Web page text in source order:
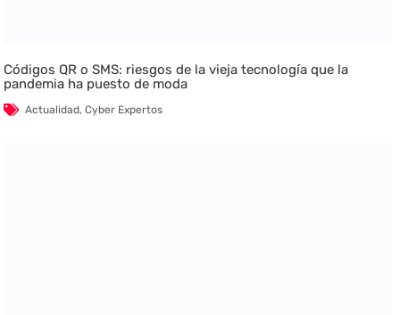
Códigos QR o SMS: riesgos de la vieja tecnología que la
pandemia ha puesto de moda
Actualidad,Cyber Expertos